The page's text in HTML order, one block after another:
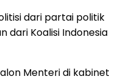
dari partai politik
dari Koalisi Indonesia
Menteri di kabinet